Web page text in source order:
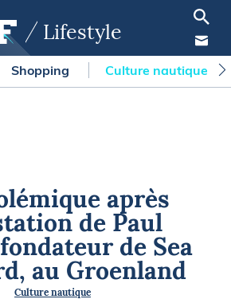
Lifestyle
Shopping Culture nautique
après
de Paul
de Sea
au Groenland
Culture nautique